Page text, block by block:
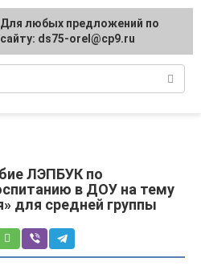
родителям
ЛЭПБУК по
в ДОУ на тему
для средней группы
Для любых предложений по
сайту: ds75-orel@cp9.ru